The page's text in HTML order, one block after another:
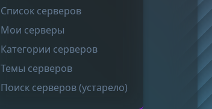
Список серверов
Мои серверы
Категории серверов
Темы серверов
Поиск серверов (устарело)